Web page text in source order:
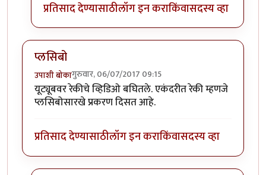
प्रतिसाद देण्यासाठीलॉग इन कराकिंवासदस्य व्हा
प्लसिबो
उपाशी बोकागुरुवार, 06/07/2017 09:15
यूट्यूबवर रेकीचे व्हिडिओ बघितले. एकंदरीत रेकी म्हणजे
प्लसिबोसारखे प्रकरण दिसत आहे.
प्रतिसाद देण्यासाठीलॉग इन कराकिंवासदस्य व्हा